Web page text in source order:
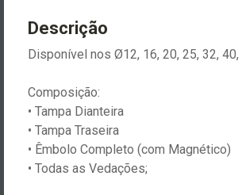
Descrição
Disponível nos Ø12, 16, 20, 25, 32,
Composição:
• Tampa Dianteira
• Tampa Traseira
• Êmbolo Completo (com Magnético)
• Todas as Vedações;